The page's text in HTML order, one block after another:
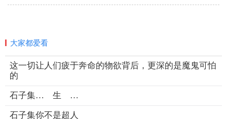
大家都爱看
这一切让人们疲于奔命的物欲背后，更深的是魔鬼可怕
的
石子集… 生 …
石子集你不是超人